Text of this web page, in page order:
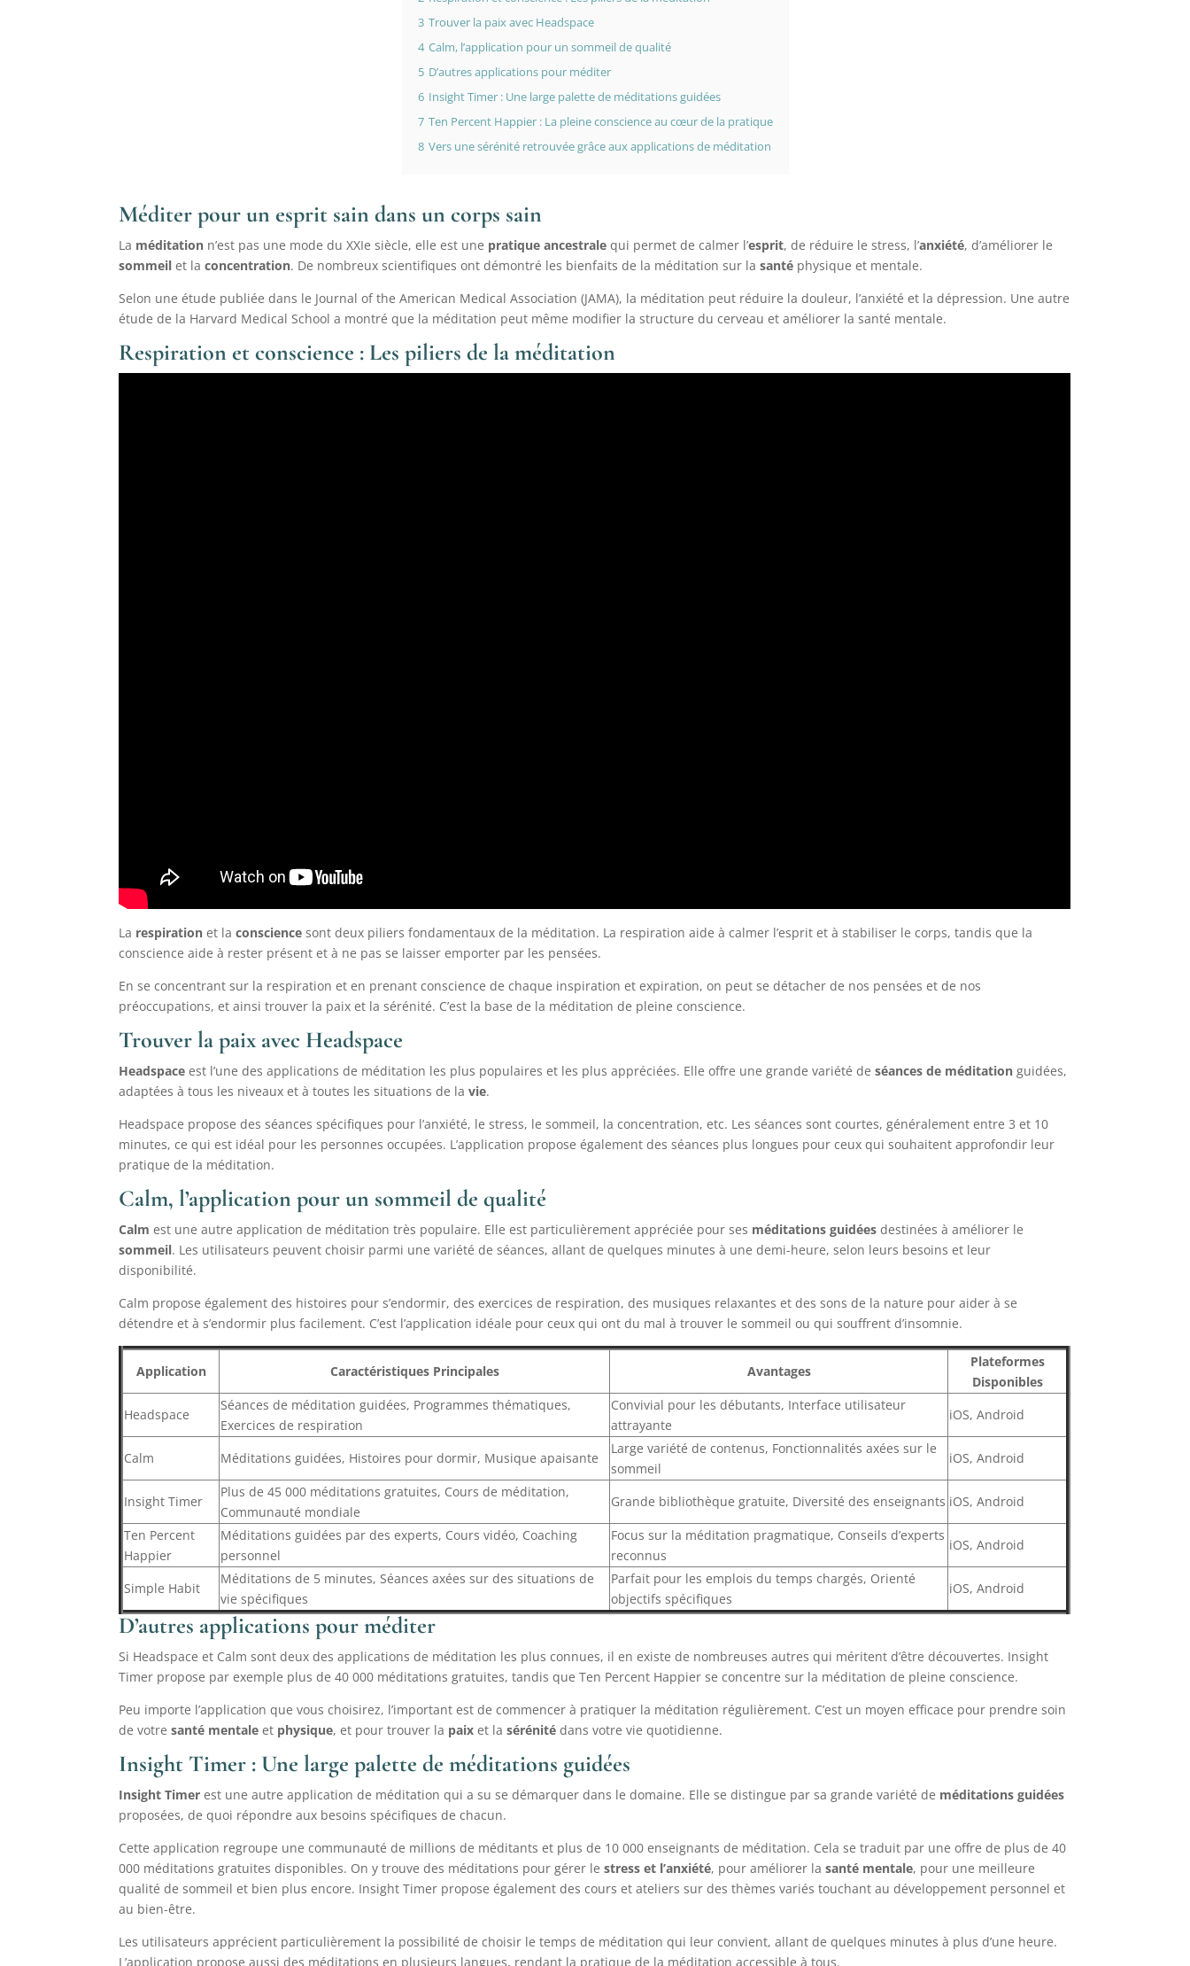
3 Trouver la paix avec Headspace
4 Calm, l’application pour un sommeil de qualité
5 D’autres applications pour méditer
6 Insight Timer : Une large palette de méditations guidées
7 Ten Percent Happier : La pleine conscience au cœur de la pratique
8 Vers une sérénité retrouvée grâce aux applications de méditation
Méditer pour un esprit sain dans un corps sain
La méditation n’est pas une mode du XXIe siècle, elle est une pratique ancestrale qui permet de calmer l’esprit, de réduire le stress, l’anxiété, d’améliorer le
sommeil et laconcentration. De nombreux scientifiques ont démontré les bienfaits de la méditation sur lasanté physique et mentale.
Selon une étude publiée dans le Journal of the American Medical Association (JAMA), la méditation peut réduire la douleur, l’anxiété et la dépression. Une autre
étude de la Harvard Medical School a montré que la méditation peut même modifier la structure du cerveau et améliorer la santé mentale.
Respiration et conscience : Les piliers de la méditation
La respiration et laconscience sont deux piliers fondamentaux de la méditation. La respiration aide à calmer l’esprit et à stabiliser le corps, tandis que la
conscience aide à rester présent et à ne pas se laisser emporter par les pensées.
En se concentrant sur la respiration et en prenant conscience de chaque inspiration et expiration, on peut se détacher de nos pensées et de nos
préoccupations, et ainsi trouver la paix et la sérénité. C’est la base de la méditation de pleine conscience.
Trouver la paix avec Headspace
Headspace est l’une des applications de méditation les plus populaires et les plus appréciées. Elle offre une grande variété deséances de méditation guidées,
adaptées à tous les niveaux et à toutes les situations de lavie.
Headspace propose des séances spécifiques pour l’anxiété, le stress, le sommeil, la concentration, etc. Les séances sont courtes, généralement entre 3 et 10
minutes, ce qui est idéal pour les personnes occupées. L’application propose également des séances plus longues pour ceux qui souhaitent approfondir leur
pratique de la méditation.
Calm, l’application pour un sommeil de qualité
Calm est une autre application de méditation très populaire. Elle est particulièrement appréciée pour ses méditations guidées destinées à améliorer le
sommeil. Les utilisateurs peuvent choisir parmi une variété de séances, allant de quelques minutes à une demi-heure, selon leurs besoins et leur
disponibilité.
Calm propose également des histoires pour s’endormir, des exercices de respiration, des musiques relaxantes et des sons de la nature pour aider à se
détendre et à s’endormir plus facilement. C’est l’application idéale pour ceux qui ont du mal à trouver le sommeil ou qui souffrent d’insomnie.
Application Caractéristiques Principales Avantages
Plateformes
Disponibles
Headspace
Séances de méditation guidées, Programmes thématiques,
Exercices de respiration
Convivial pour les débutants, Interface utilisateur
attrayante
iOS, Android
Calm Méditations guidées, Histoires pour dormir, Musique apaisante
Large variété de contenus, Fonctionnalités axées sur le
sommeil
iOS, Android
Insight Timer
Plus de 45 000 méditations gratuites, Cours de méditation,
Communauté mondiale
Grande bibliothèque gratuite, Diversité des enseignants iOS, Android
Ten Percent
Happier
Méditations guidées par des experts, Cours vidéo, Coaching
personnel
Focus sur la méditation pragmatique, Conseils d’experts
reconnus
iOS, Android
Simple Habit
Méditations de 5 minutes, Séances axées sur des situations de
vie spécifiques
Parfait pour les emplois du temps chargés, Orienté
objectifs spécifiques
iOS, Android
D’autres applications pour méditer
Si Headspace et Calm sont deux des applications de méditation les plus connues, il en existe de nombreuses autres qui méritent d’être découvertes. Insight
Timer propose par exemple plus de 40 000 méditations gratuites, tandis que Ten Percent Happier se concentre sur la méditation de pleine conscience.
Peu importe l’application que vous choisirez, l’important est de commencer à pratiquer la méditation régulièrement. C’est un moyen efficace pour prendre soin
de votresanté mentale et physique, et pour trouver la paix et lasérénité dans votre vie quotidienne.
Insight Timer : Une large palette de méditations guidées
Insight Timer est une autre application de méditation qui a su se démarquer dans le domaine. Elle se distingue par sa grande variété de méditations guidées
proposées, de quoi répondre aux besoins spécifiques de chacun.
Cette application regroupe une communauté de millions de méditants et plus de 10 000 enseignants de méditation. Cela se traduit par une offre de plus de 40
000 méditations gratuites disponibles. On y trouve des méditations pour gérer lestress et l’anxiété, pour améliorer lasanté mentale, pour une meilleure
qualité de sommeil et bien plus encore. Insight Timer propose également des cours et ateliers sur des thèmes variés touchant au développement personnel et
au bien-être.
Les utilisateurs apprécient particulièrement la possibilité de choisir le temps de méditation qui leur convient, allant de quelques minutes à plus d’une heure.
L’application propose aussi des méditations en plusieurs langues, rendant la pratique de la méditation accessible à tous.